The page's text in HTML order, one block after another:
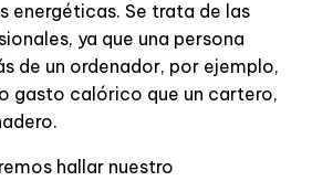
energéticas. Se trata de las
ya que una persona
de un ordenador, por ejemplo,
gasto calórico que un cartero,
hallar nuestro